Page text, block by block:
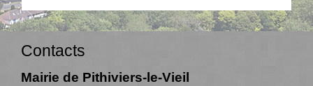
Contacts
Mairie de Pithiviers-le-Vieil